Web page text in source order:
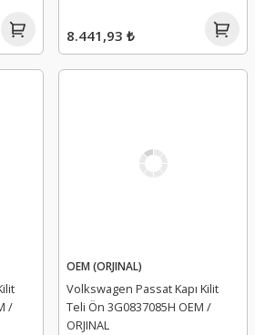
8.441,93 ₺
/
OEM (ORJINAL)
Volkswagen Passat Kapı Kilit
Teli Ön 3G0837085H OEM /
ORJINAL